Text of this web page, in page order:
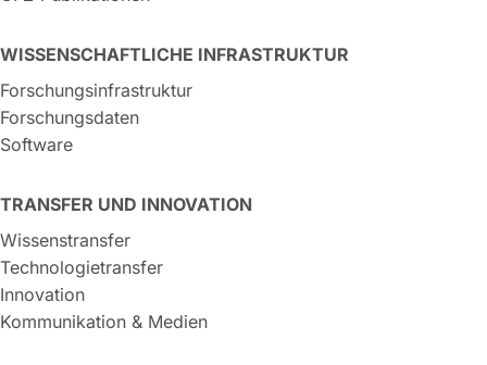
WISSENSCHAFTLICHE INFRASTRUKTUR
Forschungsinfrastruktur
Forschungsdaten
Software
TRANSFER UND INNOVATION
Wissenstransfer
Technologietransfer
Innovation
Kommunikation & Medien